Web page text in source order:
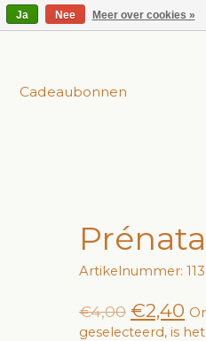
Cadeaubonnen
Artikelnummer:
€4,00 €2,40
geselecteerd, is
Ja Nee Meer over cookies »